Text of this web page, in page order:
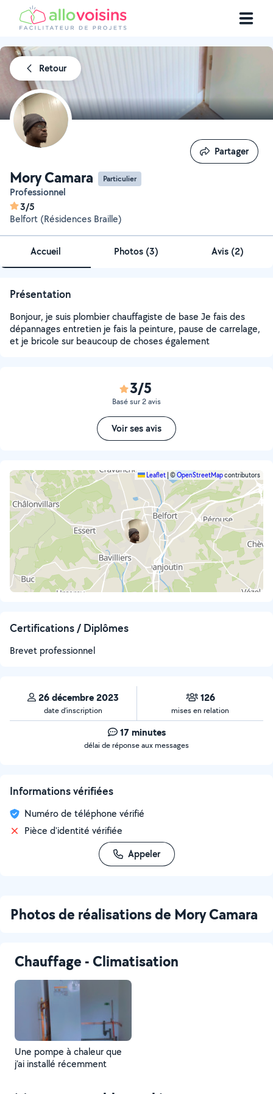
Retour
Mory Camara Particulier
Professionnel
3/5
Belfort (Résidences Braille)
Partager
Partager
Accueil Photos (3) Avis (2)
Présentation
Bonjour, je suis plombier chauffagiste de base Je fais des
dépannages entretien je fais la peinture, pause de carrelage,
et je bricole sur beaucoup de choses également
3/5
Basé sur 2 avis
Voir ses avis
Leaflet ©OpenStreetMapcontributors
Certifications / Diplômes
Brevet professionnel
26 décembre 2023
date d’inscription
126
mises en relation
17 minutes
délai de réponse aux messages
Informations vérifiées
Numéro de téléphone vérifié
Pièce d'identité vérifiée
Appeler
Photos de réalisations de Mory Camara
Chauffage - Climatisation
Une pompe à chaleur que
j’ai installé récemment